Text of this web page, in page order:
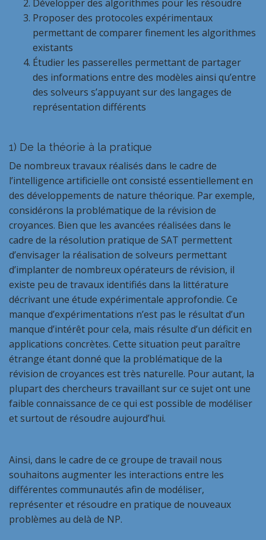
Développer des algorithmes pour les résoudre
Proposer des protocoles expérimentaux
permettant de comparer finement les algorithmes
existants
Étudier les passerelles permettant de partager
des informations entre des modèles ainsi qu’entre
des solveurs s’appuyant sur des langages de
représentation différents
1) De la théorie à la pratique
De nombreux travaux réalisés dans le cadre de
l’intelligence artificielle ont consisté essentiellement en
des développements de nature théorique. Par exemple,
considérons la problématique de la révision de
croyances. Bien que les avancées réalisées dans le
cadre de la résolution pratique de SAT permettent
d’envisager la réalisation de solveurs permettant
d’implanter de nombreux opérateurs de révision, il
existe peu de travaux identifiés dans la littérature
décrivant une étude expérimentale approfondie. Ce
manque d’expérimentations n’est pas le résultat d’un
manque d’intérêt pour cela, mais résulte d’un déficit en
applications concrètes. Cette situation peut paraître
étrange étant donné que la problématique de la
révision de croyances est très naturelle. Pour autant, la
plupart des chercheurs travaillant sur ce sujet ont une
faible connaissance de ce qui est possible de modéliser
et surtout de résoudre aujourd’hui.
Ainsi, dans le cadre de ce groupe de travail nous
souhaitons augmenter les interactions entre les
différentes communautés afin de modéliser,
représenter et résoudre en pratique de nouveaux
problèmes au delà de NP.